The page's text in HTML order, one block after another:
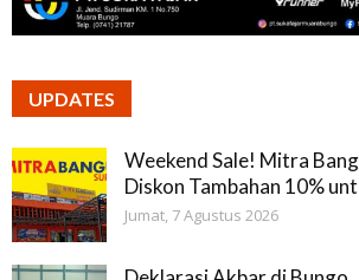
UPDATES
Weekend Sale! Mitra
Diskon Tambahan 10%
Jumat, 7 Agustus 2026